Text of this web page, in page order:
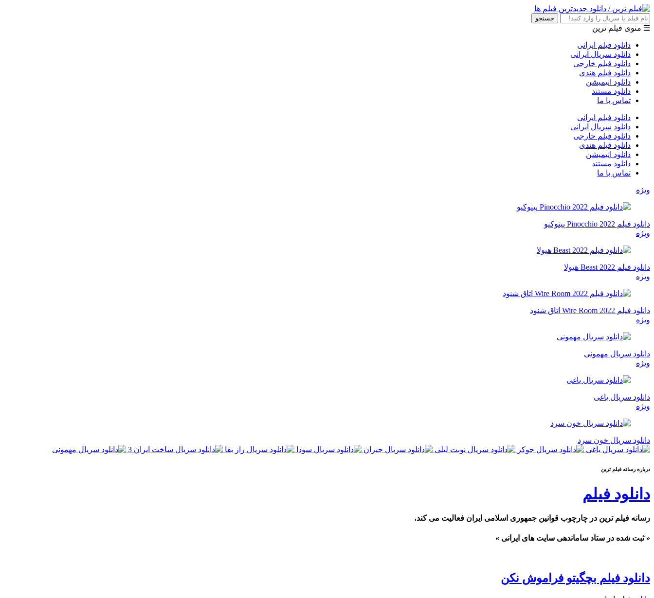
جستجو
☰ منوی فیلم ترین
دانلود فیلم ایرانی
دانلود سریال ایرانی
دانلود فیلم خارجی
دانلود فیلم هندی
دانلود انیمیشن
دانلود مستند
تماس با ما
دانلود فیلم ایرانی
دانلود سریال ایرانی
دانلود فیلم خارجی
دانلود فیلم هندی
دانلود انیمیشن
دانلود مستند
تماس با ما
ویژه
دانلود فیلم Pinocchio 2022 پینوکیو
ویژه
دانلود فیلم Beast 2022 هیولا
ویژه
دانلود فیلم Wire Room 2022 اتاق شنود
ویژه
دانلود سریال مهمونی
ویژه
دانلود سریال یاغی
ویژه
دانلود سریال خون سرد
درباره رسانه فيلم ترين
دانلود فیلم
رسانه فیلم ترین در چارچوب قوانین جمهوری اسلامی ایران فعالیت می کند.
« ثبت شده در ستاد ساماندهی سایت های ایرانی »
دانلود فیلم بچگیتو فراموش نکن